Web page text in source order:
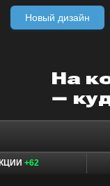
Новый дизайн
+62